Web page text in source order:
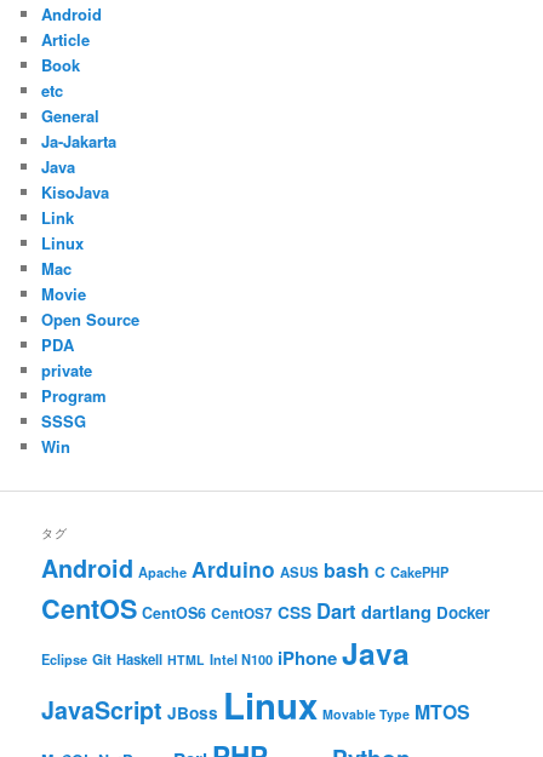
Android
Article
Book
etc
General
Ja-Jakarta
Java
KisoJava
Link
Linux
Mac
Movie
Open Source
PDA
private
Program
SSSG
Win
タグ
Android Apache Arduino ASUS bash C CakePHP
CentOS CentOS6 CentOS7 CSS Dart dartlang Docker
Eclipse Git Haskell HTML Intel N100 iPhoneJava
JavaScript JBoss Linux Movable Type MTOS